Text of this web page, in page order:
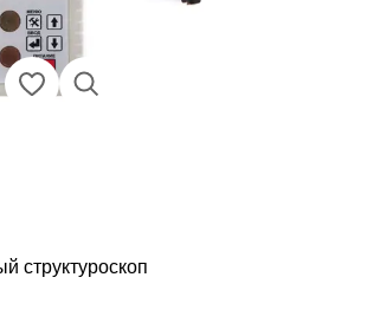
структуроскоп